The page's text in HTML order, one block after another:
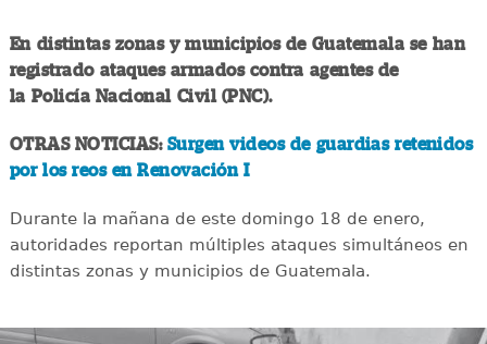
En distintas zonas y municipios de Guatemala se han
registrado ataques armados contra agentes de
la Policía Nacional Civil (PNC).
OTRAS NOTICIAS: Surgen videos de guardias retenidos
por los reos en Renovación I
Durante la mañana de este domingo 18 de enero,
autoridades reportan múltiples ataques simultáneos en
distintas zonas y municipios de Guatemala.